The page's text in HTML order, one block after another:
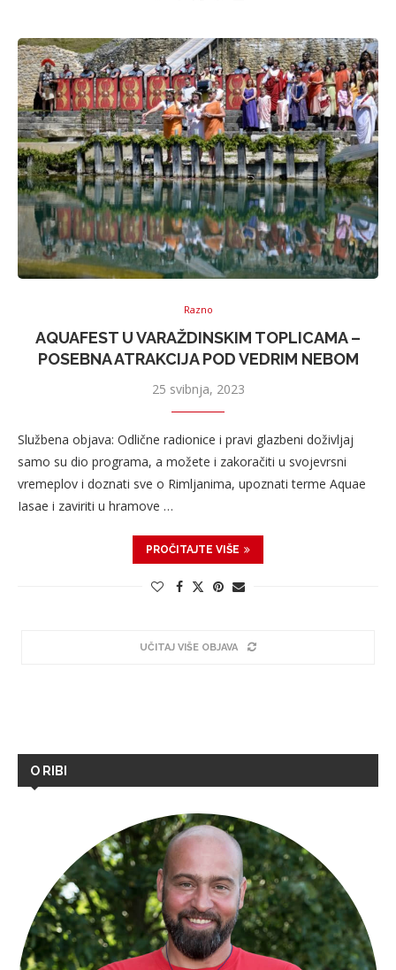
Razno
AQUAFEST U VARAŽDINSKIM TOPLICAMA –
POSEBNA ATRAKCIJA POD VEDRIM NEBOM
25 svibnja, 2023
Službena objava: Odlične radionice i pravi glazbeni doživljaj
samo su dio programa, a možete i zakoračiti u svojevrsni
vremeplov i doznati sve o Rimljanima, upoznati terme Aquae
Iasae i zaviriti u hramove …
PROČITAJTE VIŠE
UČITAJ VIŠE OBJAVA
O RIBI